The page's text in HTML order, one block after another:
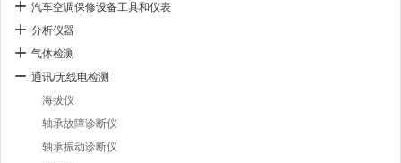
汽车空调保修设备工具和仪表
分析仪器
气体检测
通讯/无线电检测
海拔仪
轴承故障诊断仪
轴承振动诊断仪